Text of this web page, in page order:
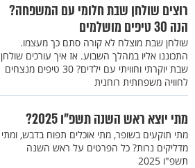
רוצים שולחן שבת חלומי עם המשפחה?
הנה 30 טיפים מושלמים
שולחן שבת מוצלח לא קורה סתם כך מעצמו.
התכוננו אליו במהלך השבוע. אז איך עורכים שולחן
שבת יוקרתי וחוויתי עם ילדים? 30 טיפים מנצחים
לחוויה משפחתית רוחנית
מתי יוצא ראש השנה תשפ"ו 2025?
מתי תוקעים בשופר, מתי אוכלים תפוח בדבש, ומתי
מדליקים נרות? כל הפרטים על ראש השנה
תשפ"ו 2025